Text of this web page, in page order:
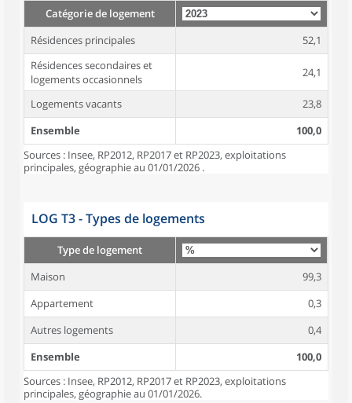
Catégorie de logement
Résidences principales
52,1
Résidences secondaires et
logements occasionnels
24,1
Logements vacants
23,8
Ensemble
100,0
Sources : Insee, RP2012, RP2017 et RP2023, exploitations
principales, géographie au 01/01/2026 .
LOG T3 - Types de logements
Type de logement
Maison
99,3
Appartement
0,3
Autres logements
0,4
Ensemble
100,0
Sources : Insee, RP2012, RP2017 et RP2023, exploitations
principales, géographie au 01/01/2026.